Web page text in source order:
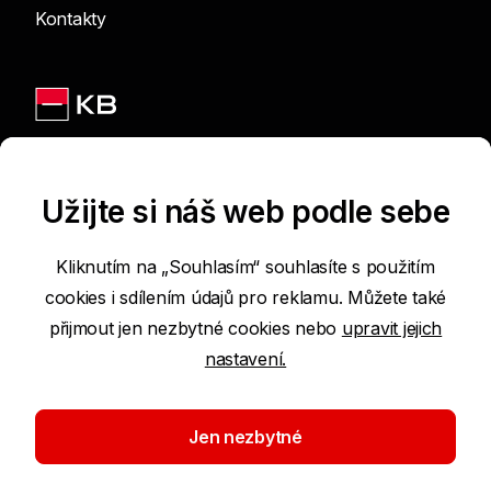
Kontakty
Podmínky používání internetových stránek
Prohlášení o přístupnosti
Ochrana osobních údajů
Užijte si náš web podle sebe
Kliknutím na „Souhlasím“ souhlasíte s použitím
cookies i sdílením údajů pro reklamu. Můžete také
přijmout jen nezbytné cookies nebo upravit jejich
nastavení.
Jen nezbytné